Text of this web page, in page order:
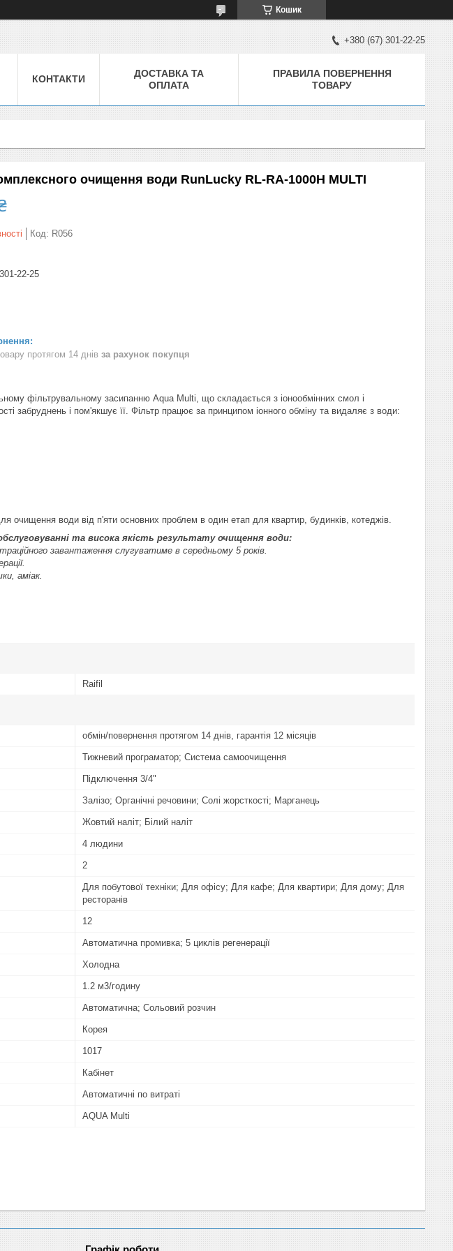
Кошик
+380 (67) 301-22-25
КОНТАКТИ
ДОСТАВКА ТА
ОПЛАТА
ПРАВИЛА ПОВЕРНЕННЯ
ТОВАРУ
очищення води RunLucky RL-RA-1000Н MULTI
Код: R056
22-25
протягом 14 днів за рахунок покупця
фільтрувальному засипанню Aqua Multi, що складається з іонообмінних смол і
забруднень і пом'якшує її. Фільтр працює за принципом іонного обміну та видаляє з води:
очищення води від п'яти основних проблем в один етап для квартир, будинків, котеджів.
та висока якість результату очищення води:
завантаження слугуватиме в середньому 5 років.
аміак.
Raifil
обмін/повернення протягом 14 днів, гарантія 12 місяців
Тижневий програматор; Система самоочищення
Підключення 3/4"
Залізо; Органічні речовини; Солі жорсткості; Марганець
Жовтий наліт; Білий наліт
4 людини
2
Для побутової техніки; Для офісу; Для кафе; Для квартири; Для дому; Для
ресторанів
12
Автоматична промивка; 5 циклів регенерації
Холодна
1.2 м3/годину
Автоматична; Сольовий розчин
Корея
1017
Кабінет
Автоматичні по витраті
AQUA Multi